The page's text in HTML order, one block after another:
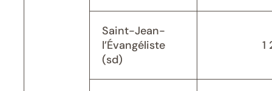
Saint-Jean-
l’Évangéliste
(sd)
1